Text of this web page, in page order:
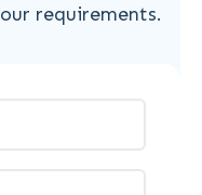
requirements.